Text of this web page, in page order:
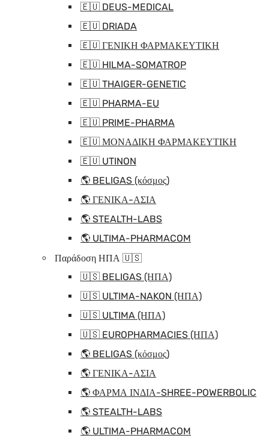
🇪🇺 DEUS-MEDICAL
🇪🇺 DRIADA
🇪🇺 ΓΕΝΙΚΗ ΦΑΡΜΑΚΕΥΤΙΚΗ
🇪🇺 HILMA-SOMATROP
🇪🇺 THAIGER-GENETIC
🇪🇺 PHARMA-EU
🇪🇺 PRIME-PHARMA
🇪🇺 ΜΟΝΑΔΙΚΗ ΦΑΡΜΑΚΕΥΤΙΚΗ
🇪🇺 UTINON
🌎 BELIGAS (κόσμος)
🌎 ΓΕΝΙΚΑ-ΑΣΙΑ
🌎 STEALTH-LABS
🌎 ULTIMA-PHARMACOM
Παράδοση ΗΠΑ 🇺🇸
🇺🇸 BELIGAS (ΗΠΑ)
🇺🇸 ULTIMA-NAKON (ΗΠΑ)
🇺🇸 ULTIMA (ΗΠΑ)
🇺🇸 EUROPHARMACIES (ΗΠΑ)
🌎 BELIGAS (κόσμος)
🌎 ΓΕΝΙΚΑ-ΑΣΙΑ
🌎 ΦΑΡΜΑ ΙΝΔΙΑ-SHREE-POWERBOLIC
🌎 STEALTH-LABS
🌎 ULTIMA-PHARMACOM